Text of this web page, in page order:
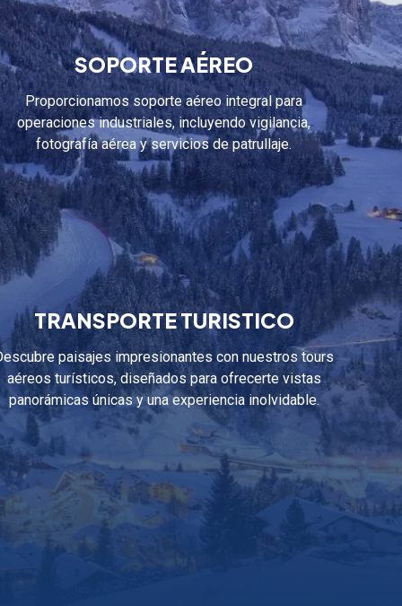
SOPORTE AÉREO
Proporcionamos soporte aéreo integral para
operaciones industriales, incluyendo vigilancia,
fotografía aérea y servicios de patrullaje.
TRANSPORTE TURISTICO
paisajes impresionantes con nuestros tours
aéreos turísticos, diseñados para ofrecerte vistas
panorámicas únicas y una experiencia inolvidable.